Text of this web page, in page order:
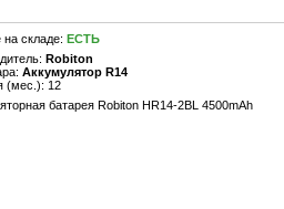
складе: ЕСТЬ
Robiton
Аккумулятор R14
(мес.): 12
батарея Robiton HR14-2BL 4500mAh